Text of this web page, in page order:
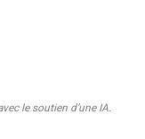
le soutien d’une IA.